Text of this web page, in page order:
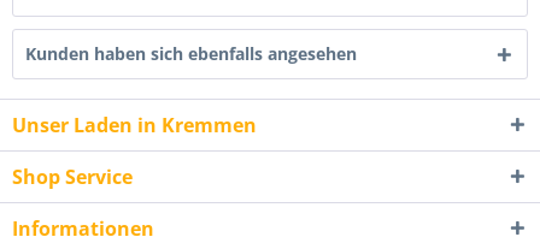
Kunden haben sich ebenfalls angesehen
Unser Laden in Kremmen
Shop Service
Informationen